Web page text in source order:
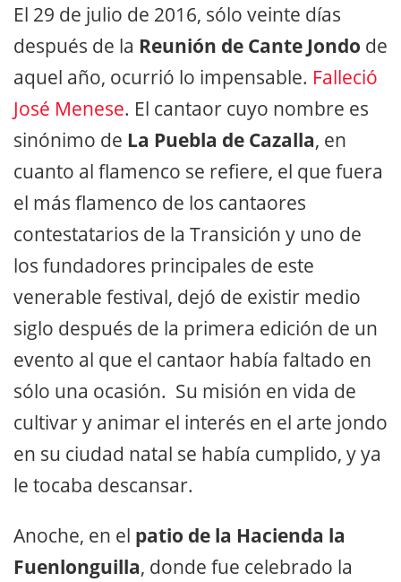
El 29 de julio de 2016, sólo veinte días
después de la Reunión de Cante Jondo de
aquel año, ocurrió lo impensable. Falleció
José Menese. El cantaor cuyo nombre es
sinónimo de La Puebla de Cazalla, en
cuanto al flamenco se refiere, el que fuera
el más flamenco de los cantaores
contestatarios de la Transición y uno de
los fundadores principales de este
venerable festival, dejó de existir medio
siglo después de la primera edición de un
evento al que el cantaor había faltado en
sólo una ocasión. Su misión en vida de
cultivar y animar el interés en el arte jondo
en su ciudad natal se había cumplido, y ya
le tocaba descansar.
Anoche, en el patio de la Hacienda la
Fuenlonguilla, donde fue celebrado la